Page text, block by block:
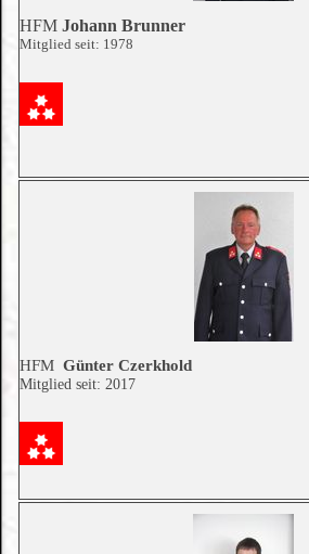
HFM Johann Brunner
Mitglied seit: 1978
HFM Günter Czerkhold
Mitglied seit: 2017